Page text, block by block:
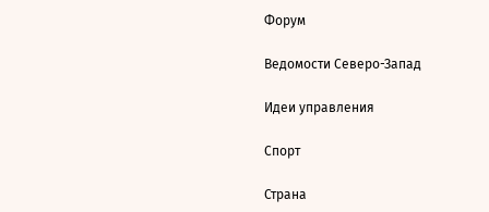
Форум
Ведомости Северо-Запад
Идеи управления
Спорт
Страна